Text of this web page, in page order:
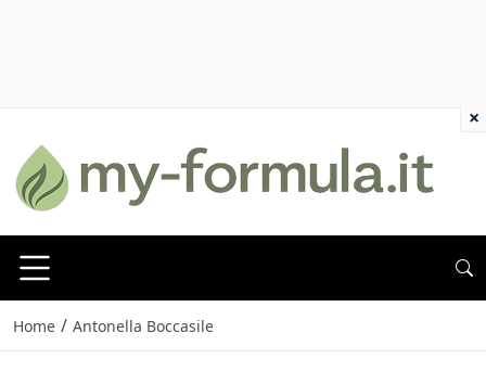
Home / Antonella Boccasile
×